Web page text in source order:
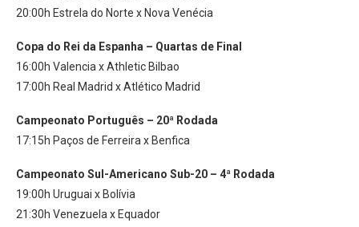
20:00h Estrela do Norte x Nova Venécia
Copa do Rei da Espanha – Quartas de Final
16:00h Valencia x Athletic Bilbao
17:00h Real Madrid x Atlético Madrid
Campeonato Português – 20ª Rodada
17:15h Paços de Ferreira x Benfica
Campeonato Sul-Americano Sub-20 – 4ª Rodada
19:00h Uruguai x Bolívia
21:30h Venezuela x Equador